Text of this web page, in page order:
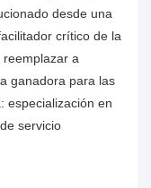
desde una
crítico de la
reemplazar a
ganadora para las
especialización en
servicio